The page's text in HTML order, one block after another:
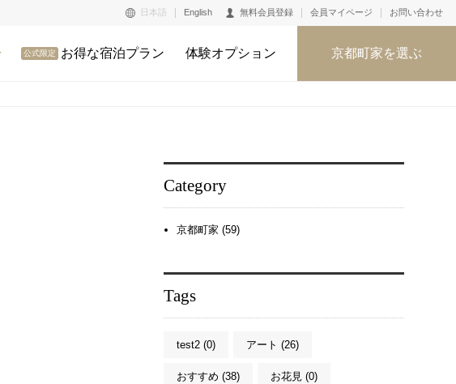
日本語 English 無料会員登録 会員マイページ お問い合わせ
公式限定 お得な宿泊プラン 体験オプション 京都町家を選ぶ
Category
京都町家 (59)
Tags
test2 (0) アート (26)
おすすめ (38) お花見 (0)